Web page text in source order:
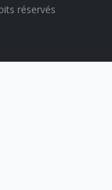
réservés